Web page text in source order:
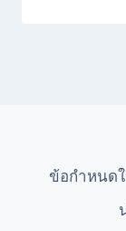
ข้อกำหนด